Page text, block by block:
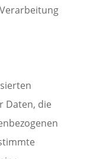
Daten, die